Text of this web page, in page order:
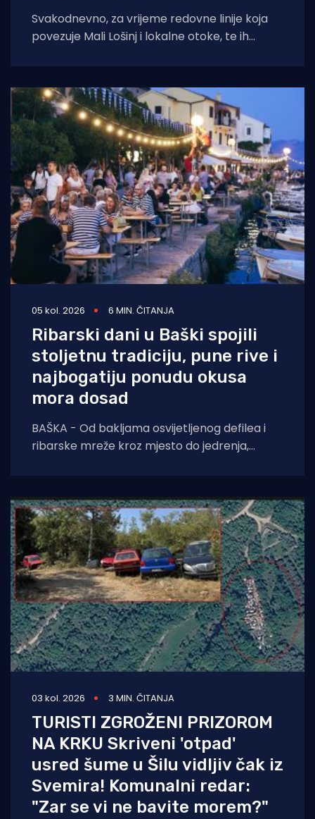
Svakodnevno, za vrijeme redovne linije koja
povezuje Mali Lošinj i lokalne otoke, te ih
05 kol. 2026 6 MIN. ČITANJA
Ribarski dani u Baški spojili
stoljetnu tradiciju, pune rive i
najbogatiju ponudu okusa
mora dosad
BAŠKA - Od bakljama osvijetljenog defilea i
ribarske mreže kroz mjesto do jedrenja,
03 kol. 2026 3 MIN. ČITANJA
TURISTI ZGROŽENI PRIZOROM
NA KRKU Skriveni 'otpad'
usred šume u Šilu vidljiv čak iz
Svemira! Komunalni redar:
"Zar se vi ne bavite morem?"